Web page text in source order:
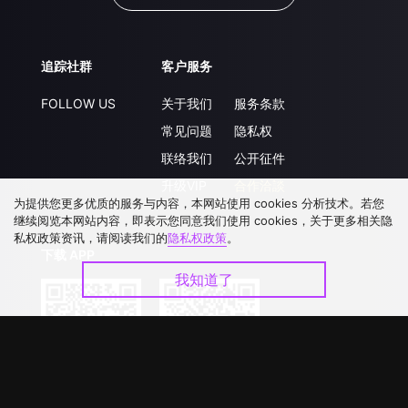
追踪社群
FOLLOW US
客户服务
关于我们
常见问题
联络我们
服务条款
隐私权
公开征件
为提供您更多优质的服务与内容，本网站使用 cookies 分析技术。若您
继续阅览本网站内容，即表示您同意我们使用 cookies，关于更多相关隐
私权政策资讯，请阅读我们的隐私权政策。
我知道了